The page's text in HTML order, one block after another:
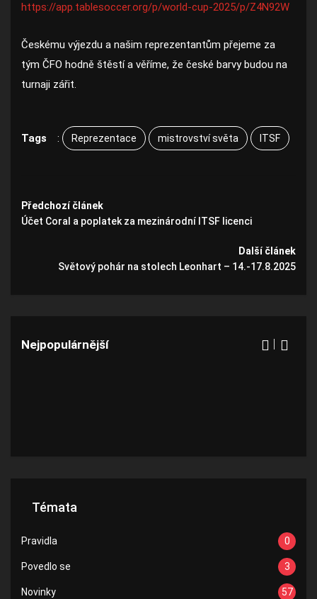
https://app.tablesoccer.org/p/world-cup-2025/p/Z4N92W
Českému výjezdu a našim reprezentantům přejeme za
tým ČFO hodně štěstí a věříme, že české barvy budou na
turnaji zářit.
Tags : Reprezentace mistrovství světa ITSF
Předchozí článek
Účet Coral a poplatek za mezinárodní ITSF licenci
Další článek
Světový pohár na stolech Leonhart – 14.-17.8.2025
Nejpopulárnější
Témata
Pravidla 0
Povedlo se 3
Novinky 57